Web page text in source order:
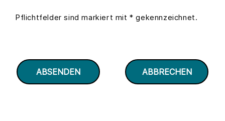
Pflichtfelder sind markiert mit * gekennzeichnet.